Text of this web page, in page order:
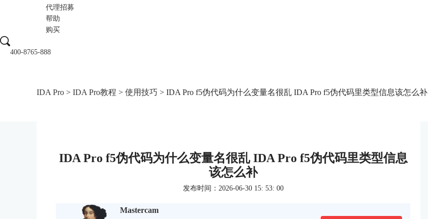
代理招募
帮助
购买
400-8765-888
IDA Pro > IDA Pro教程 > 使用技巧 > IDA Pro f5伪代码为什么变量名很乱 IDA Pro f5伪代码里类型信息该怎么补
IDA Pro f5伪代码为什么变量名很乱 IDA Pro f5伪代码里类型信息
该怎么补
发布时间：2026-06-30 15: 53: 00
Mastercam